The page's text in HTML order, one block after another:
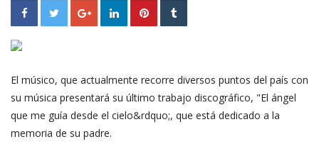
El músico, que actualmente recorre diversos puntos del país con
su música presentará su último trabajo discográfico, "El ángel
que me guía desde el cielo&rdquo;, que está dedicado a la
memoria de su padre.